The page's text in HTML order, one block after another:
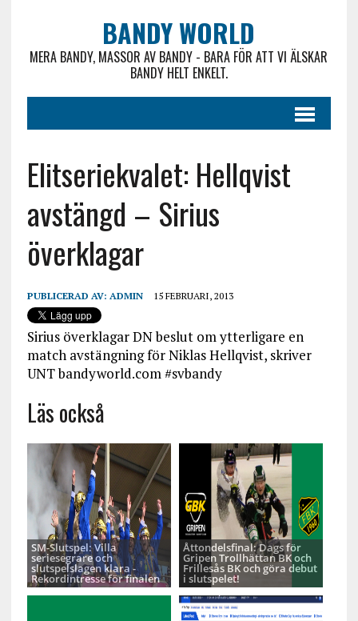
BANDY WORLD
MERA BANDY, MASSOR AV BANDY - BARA FÖR ATT VI ÄLSKAR
BANDY HELT ENKELT.
Elitseriekvalet: Hellqvist
avstängd – Sirius
överklagar
PUBLICERAD AV: ADMIN 15 FEBRUARI, 2013
Sirius överklagar DN beslut om ytterligare en
match avstängning för Niklas Hellqvist, skriver
UNT bandyworld.com #svbandy
Läs också
SM-Slutspel: Villa
seriesegrare och
slutspelslagen klara -
Rekordintresse för finalen
Åttondelsfinal: Dags för
Gripen Trollhättan BK och
Frillesås BK och göra debut
i slutspelet!